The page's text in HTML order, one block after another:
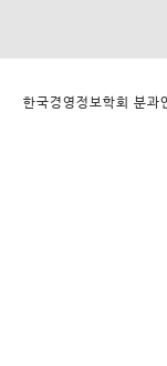
한국경영정보학회